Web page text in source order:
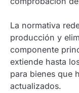
La normativa
producción y
componente
extiende hasta
para bienes que
actualizados.